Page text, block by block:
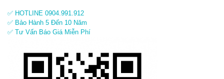
✅ HOTLINE 0904.991.912
✅ Bảo Hành 5 Đến 10 Năm
✅ Tư Vấn Báo Giá Miễn Phí